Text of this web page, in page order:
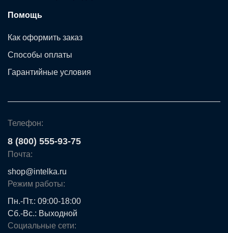
Помощь
Как оформить заказ
Способы оплаты
Гарантийные условия
Телефон:
8 (800) 555-93-75
Почта:
shop@intelka.ru
Режим работы:
Пн.-Пт.: 09:00-18:00
Сб.-Вс.: Выходной
Социальные сети: